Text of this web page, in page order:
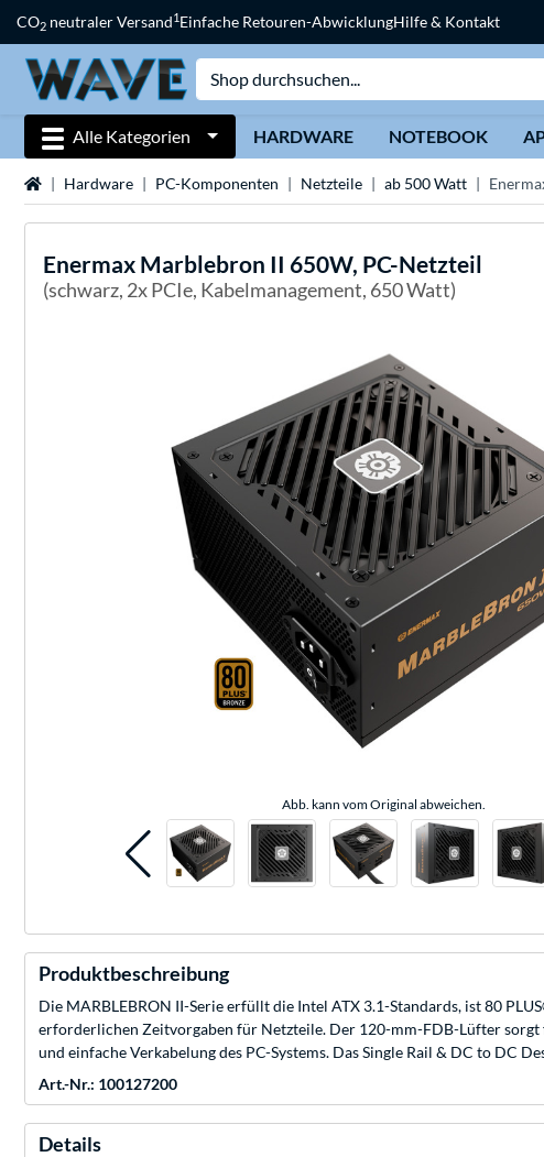
CO2 neutraler Versand1Einfache Retouren-AbwicklungHilfe & Kontakt
Alle Kategorien HARDWARE NOTEBOOK
StartseiteHardware PC-Komponenten Netzteile ab 500 Watt
Enermax Marblebron II 650W, PC-Netzteil
(schwarz, 2x PCIe, Kabelmanagement, 650 Watt)
Abb. kann vom Original abweichen.
Produktbeschreibung
Die MARBLEBRON II-Serie erfüllt die Intel ATX 3.1-Standards, ist 80
erforderlichen Zeitvorgaben für Netzteile. Der 120-mm-FDB-Lüfter sorgt
und einfache Verkabelung des PC-Systems. Das Single Rail & DC to DC
Art.-Nr.: 100127200
Details